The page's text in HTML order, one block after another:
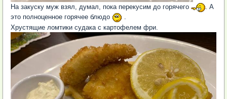
На закуску муж взял, думал, пока перекусим до горячего
. А
это полноценное горячее блюдо
.
Хрустящие ломтики судака с картофелем фри.